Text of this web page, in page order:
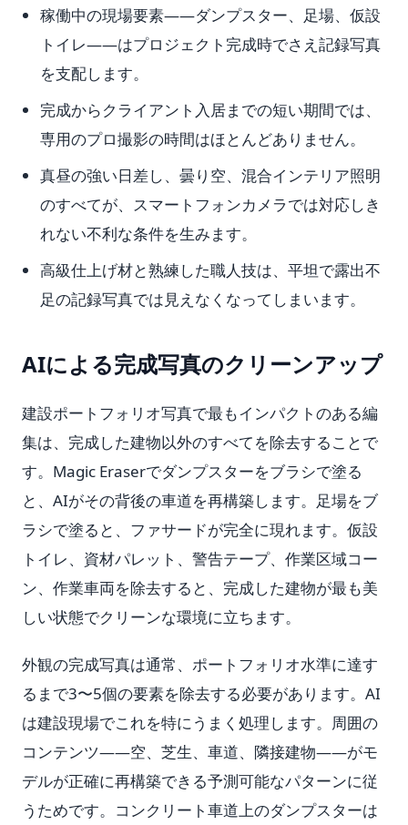
稼働中の現場要素——ダンプスター、足場、仮設
トイレ——はプロジェクト完成時でさえ記録写真
を支配します。
完成からクライアント入居までの短い期間では、
専用のプロ撮影の時間はほとんどありません。
真昼の強い日差し、曇り空、混合インテリア照明
のすべてが、スマートフォンカメラでは対応しき
れない不利な条件を生みます。
高級仕上げ材と熟練した職人技は、平坦で露出不
足の記録写真では見えなくなってしまいます。
AIによる完成写真のクリーンアップ
建設ポートフォリオ写真で最もインパクトのある編
集は、完成した建物以外のすべてを除去することで
す。Magic Eraserでダンプスターをブラシで塗る
と、AIがその背後の車道を再構築します。足場をブ
ラシで塗ると、ファサードが完全に現れます。仮設
トイレ、資材パレット、警告テープ、作業区域コー
ン、作業車両を除去すると、完成した建物が最も美
しい状態でクリーンな環境に立ちます。
外観の完成写真は通常、ポートフォリオ水準に達す
るまで3〜5個の要素を除去する必要があります。AI
は建設現場でこれを特にうまく処理します。周囲の
コンテンツ——空、芝生、車道、隣接建物——がモ
デルが正確に再構築できる予測可能なパターンに従
うためです。コンクリート車道上のダンプスターは